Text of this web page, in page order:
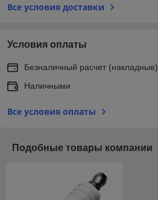
Все условия доставки
Условия оплаты
Безналичный расчет (накладные)
Наличными
Все условия оплаты
Подобные товары компании